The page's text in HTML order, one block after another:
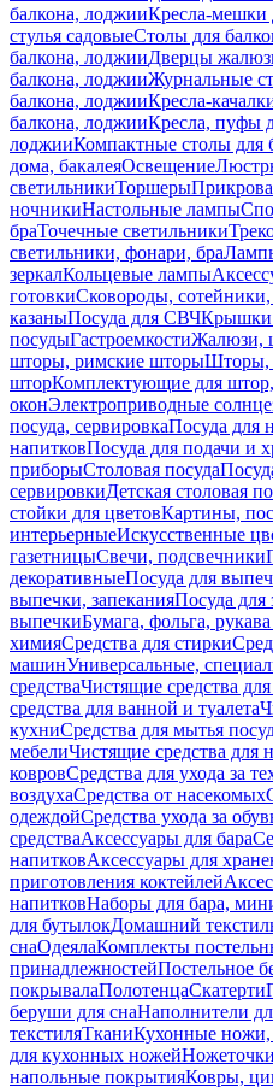
балкона, лоджииКресла-мешки
стулья садовыеСтолы для
балкона, лоджииДверцы
балкона, лоджииЖурнальные
балкона, лоджииКресла-
балкона, лоджииКресла, пуфы
лоджииКомпактные столы для
дома, бакалеяОсвещение
светильникиТоршеры
ночникиНастольные лампы
браТочечные светильники
светильники, фонари, бра
зеркалКольцевые лампы
готовкиСковороды,
казаныПосуда для СВЧКрышки
посудыГастроемкостиЖалюзи,
шторы, римские шторыШторы,
шторКомплектующие для
оконЭлектроприводные
посуда, сервировкаПосуда для
напитковПосуда для подачи и
приборыСтоловая посуда
сервировкиДетская столовая
стойки для цветовКартины,
интерьерныеИскусственные
газетницыСвечи, подсвечники
декоративныеПосуда для
выпечки, запеканияПосуда для
выпечкиБумага, фольга,
химияСредства для стирки
машинУниверсальные,
средстваЧистящие средства для
средства для ванной и туалета
кухниСредства для мытья
мебелиЧистящие средства для
ковровСредства для ухода за
воздухаСредства от насекомых
одеждойСредства ухода за
средстваАксессуары для бара
напитковАксессуары для
приготовления коктейлей
напитковНаборы для бара,
для бутылокДомашний
снаОдеялаКомплекты
принадлежностейПостельное
покрывалаПолотенцаСкатерти
беруши для снаНаполнители
текстиляТканиКухонные ножи,
для кухонных ножей
напольные покрытияКовры,